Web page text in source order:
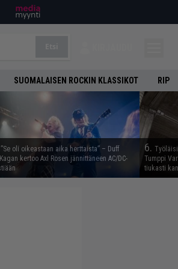
SUOMALAISEN ROCKIN KLASSIKOT RIP
”Se oli oikeastaan aika herttaista” – Duff
kertoo Axl Rosen jännittäneen AC/DC-
6.
Tumppi
tiukasti